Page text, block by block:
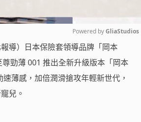
Mute
Powered by GliaStudios
報導）日本保險套領導品牌「岡本
勁薄 001 推出全新升級版本「岡本
薄感，加倍潤滑搶攻年輕新世代，
兒。